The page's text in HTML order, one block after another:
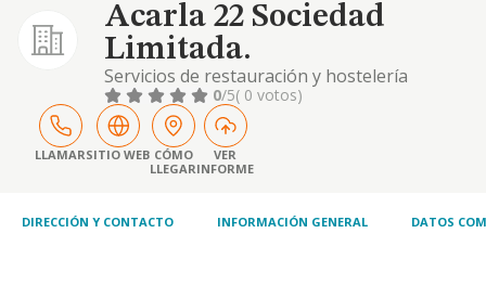
Acarla 22 Sociedad
Limitada.
Servicios de restauración y hostelería
0/5( 0 votos)
LLAMARSITIO WEB CÓMO
LLEGAR
VER
INFORME
DIRECCIÓN Y CONTACTO INFORMACIÓN GENERAL DATOS